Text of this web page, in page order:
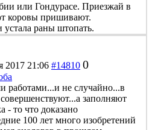
или Гондурасе. Приезжай в
коровы пришивают.
устала раны штопать.
2017 21:06 #14810 0
работами...и не случайно...в
заполняют
- то что доказано
100 лет много изобретений